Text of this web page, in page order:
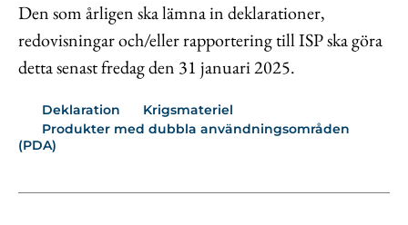
Den som årligen ska lämna in deklarationer,
redovisningar och/eller rapportering till ISP ska göra
detta senast fredag den 31 januari 2025.
Deklaration
Krigsmateriel
Produkter med dubbla användningsområden
(PDA)